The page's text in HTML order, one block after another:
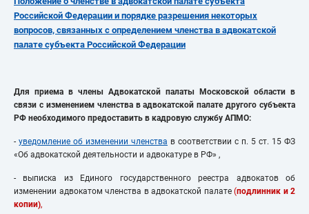
Российской Федерации и порядке разрешения некоторых
вопросов, связанных с определением членства в адвокатской
палате субъекта Российской Федерации
Для приема в члены Адвокатской палаты Московской области в
связи с изменением членства в адвокатской палате другого субъекта
РФ необходимого предоставить в кадровую службу АПМО:
- уведомление об изменении членства в соответствии с п. 5 ст. 15 ФЗ
«Об адвокатской деятельности и адвокатуре в РФ» ,
- выписка из Единого государственного реестра адвокатов об
изменении адвокатом членства в адвокатской палате (подлинник и 2
копии),